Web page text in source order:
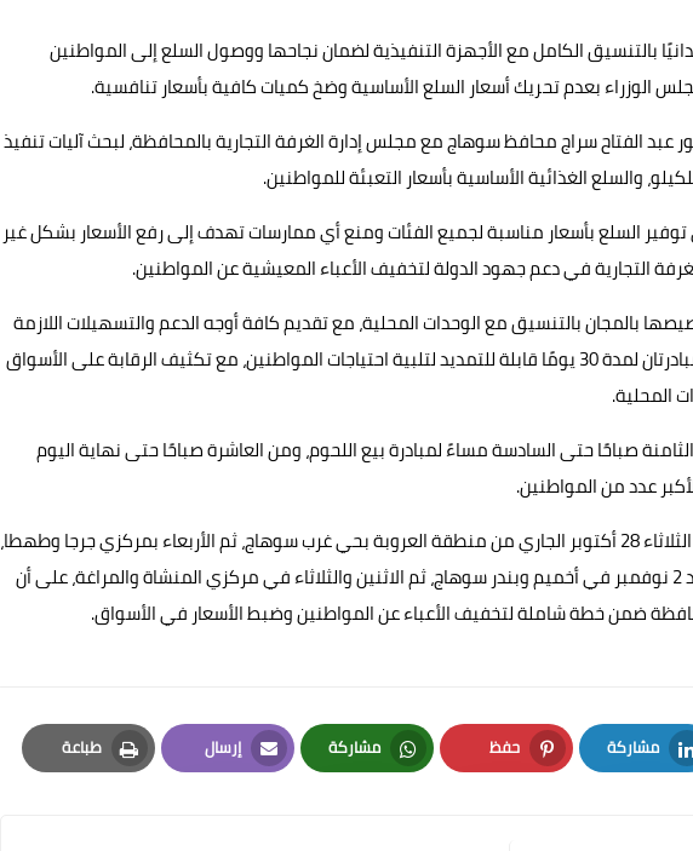
بالتنسيق الكامل مع الأجهزة التنفيذية لضمان نجاحها ووصول السلع إلى المواطنين
الوزراء بعدم تحريك أسعار السلع الأساسية وضخ كميات كافية بأسعار تنافسية.
عبد الفتاح سراج محافظ سوهاج مع مجلس إدارة الغرفة التجارية بالمحافظة، لبحث آليات تنفيذ
السلع بأسعار مناسبة لجميع الفئات ومنع أي ممارسات تهدف إلى رفع الأسعار بشكل غير
التجارية في دعم جهود الدولة لتخفيف الأعباء المعيشية عن المواطنين.
بالمجان بالتنسيق مع الوحدات المحلية، مع تقديم كافة أوجه الدعم والتسهيلات اللازمة
لضمان نجاحها، وتم الاتفاق على أن تستمر المبادرتان لمدة 30 يومًا قابلة للتمديد لتلبية احتياجات المواطنين، مع تكثيف الرقابة على الأسواق
المحلية.
صباحًا حتى السادسة مساءً لمبادرة بيع اللحوم، ومن العاشرة صباحًا حتى نهاية اليوم
عدد من المواطنين.
وأشار رئيس الغرفة إلى أن التنفيذ سيبدأ يوم الثلاثاء 28 أكتوبر الجاري من منطقة العروبة بحي غرب سوهاج، ثم الأربعاء بمركزي جرجا وطهطا،
بينما تنطلق مبادرة السلع الأساسية يوم الأحد 2 نوفمبر في أخميم وبندر سوهاج، ثم الاثنين والثلاثاء في مركزي المنشاة والمراغة، على أن
ضمن خطة شاملة لتخفيف الأعباء عن المواطنين وضبط الأسعار في الأسواق.
مشاركة
LinkedIn
حفظ
Pinterest
مشاركة
Whatsapp
إرسال
Email
طباعة
Print